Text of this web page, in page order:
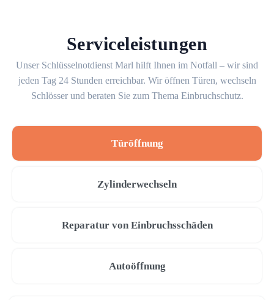
Serviceleistungen
Unser Schlüsselnotdienst Marl hilft Ihnen im Notfall – wir sind
jeden Tag 24 Stunden erreichbar. Wir öffnen Türen, wechseln
Schlösser und beraten Sie zum Thema Einbruchschutz.
Türöffnung
Zylinderwechseln
Reparatur von Einbruchsschäden
Autoöffnung